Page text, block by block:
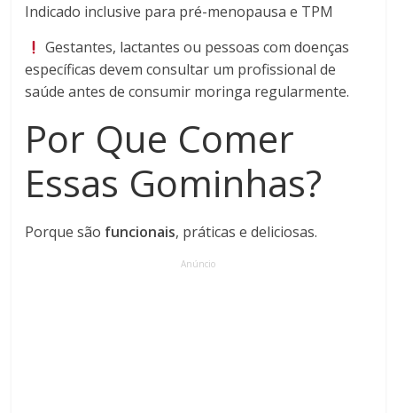
Indicado inclusive para pré-menopausa e TPM
Gestantes, lactantes ou pessoas com doenças
específicas devem consultar um profissional de
saúde antes de consumir moringa regularmente.
Por Que Comer
Essas Gominhas?
Porque são funcionais, práticas e deliciosas.
Anúncio